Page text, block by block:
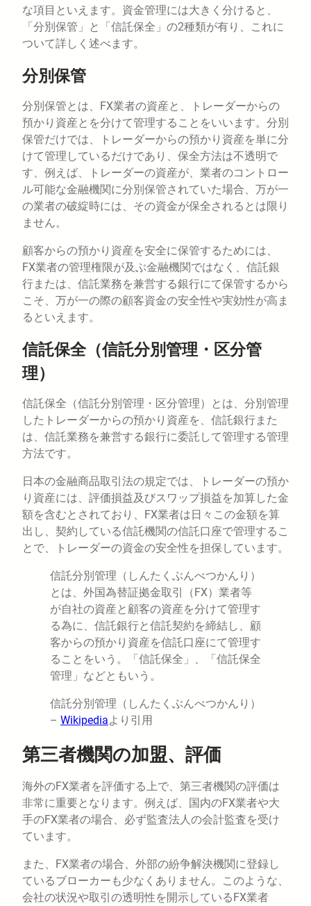
な項目といえます。資金管理には大きく分けると、
「分別保管」と「信託保全」の2種類が有り、これに
ついて詳しく述べます。
分別保管
分別保管とは、FX業者の資産と、トレーダーからの
預かり資産とを分けて管理することをいいます。分別
保管だけでは、トレーダーからの預かり資産を単に分
けて管理しているだけであり、保全方法は不透明で
す、例えば、トレーダーの資産が、業者のコントロー
ル可能な金融機関に分別保管されていた場合、万が一
の業者の破綻時には、その資金が保全されるとは限り
ません。
顧客からの預かり資産を安全に保管するためには、
FX業者の管理権限が及ぶ金融機関ではなく、信託銀
行または、信託業務を兼営する銀行にて保管するから
こそ、万が一の際の顧客資金の安全性や実効性が高ま
るといえます。
信託保全（信託分別管理・区分管
理）
信託保全（信託分別管理・区分管理）とは、分別管理
したトレーダーからの預かり資産を、信託銀行また
は、信託業務を兼営する銀行に委託して管理する管理
方法です。
日本の金融商品取引法の規定では、トレーダーの預か
り資産には、評価損益及びスワップ損益を加算した金
額を含むとされており、FX業者は日々この金額を算
出し、契約している信託機関の信託口座で管理するこ
とで、トレーダーの資金の安全性を担保しています。
信託分別管理（しんたくぶんべつかんり）
とは、外国為替証拠金取引（FX）業者等
が自社の資産と顧客の資産を分けて管理す
る為に、信託銀行と信託契約を締結し、顧
客からの預かり資産を信託口座にて管理す
ることをいう。「信託保全」、「信託保全
管理」などともいう。
信託分別管理（しんたくぶんべつかんり）
– Wikipediaより引用
第三者機関の加盟、評価
海外のFX業者を評価する上で、第三者機関の評価は
非常に重要となります。例えば、国内のFX業者や大
手のFX業者の場合、必ず監査法人の会計監査を受け
ています。
また、FX業者の場合、外部の紛争解決機関に登録し
ているブローカーも少なくありません。このような、
会社の状況や取引の透明性を開示しているFX業者